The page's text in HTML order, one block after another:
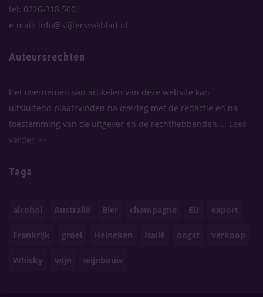
tel: 0226-318 500
e-mail: info@slijtersvakblad.nl
Auteursrechten
Het overnemen van artikelen van deze website kan
uitsluitend plaatsvinden na overleg met de redactie en na
toestemming van de uitgever en de rechthebbenden.... Lees
verder >>
Tags
alcohol Australië Bier champagne EU export
Frankrijk groei Heineken Italië oogst verkoop
Whisky wijn wijnbouw